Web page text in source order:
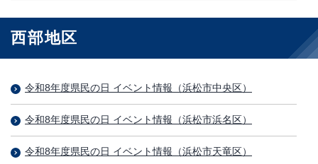
西部地区
令和8年度県民の日 イベント情報（浜松市中央区）
令和8年度県民の日 イベント情報（浜松市浜名区）
令和8年度県民の日 イベント情報（浜松市天竜区）